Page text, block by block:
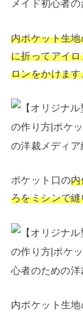
内ポケット生
に折ってアイ
ロンをかけます
ポケット口の
ろをミシンで
内ポケット生